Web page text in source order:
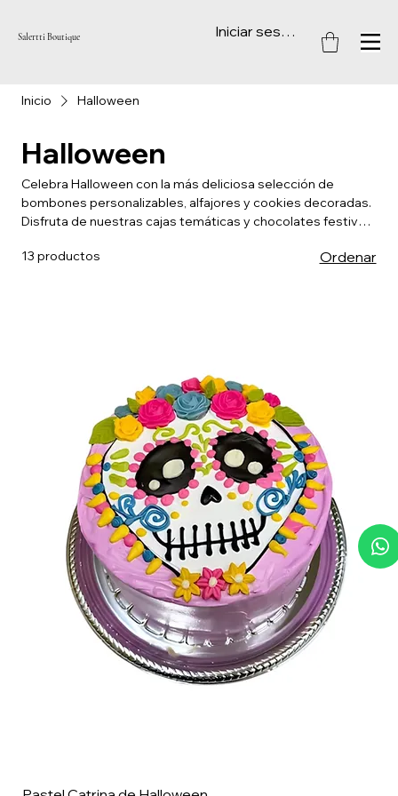
Salertti Boutique Iniciar sesión
Inicio Halloween
Halloween
Celebra Halloween con la más deliciosa selección de
bombones personalizables, alfajores y cookies decoradas.
Disfruta de nuestras cajas temáticas y chocolates festivos
bombones pintados a mano hasta cookies y trufas
13 productos Ordenar